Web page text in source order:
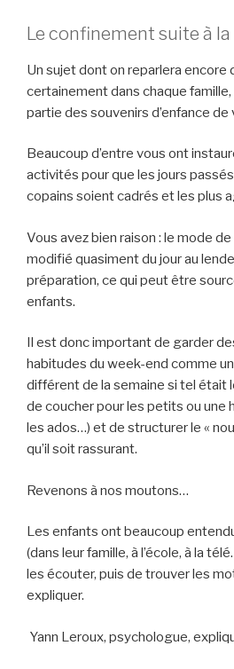
t
e
?
e
:
q
u
l
l
e
p
r
é
u
t
i
o
n
r
n
d
o
Le confinement suite à
Un sujet dont on reparlera encore
certainement dans chaque
partie des souvenirs d’enfance
Beaucoup d’entre vous ont
activités pour que les jours
copains soient cadrés et les plus
Vous avez bien raison : le mode
modifié quasiment du jour au
préparation, ce qui peut être
enfants.
Il est donc important de garder
habitudes du week-end comme
différent de la semaine si tel était
de coucher pour les petits ou une
les ados…) et de structurer le «
qu’il soit rassurant.
Revenons à nos moutons…
Les enfants ont beaucoup
(dans leur famille, à l’école, à la
les écouter, puis de trouver les
expliquer.
Yann Leroux, psychologue,